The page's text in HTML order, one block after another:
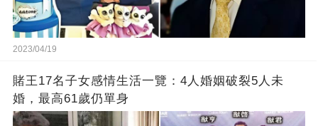
2023/04/19
賭王17名子女感情生活一覽：4人婚姻破裂5人未
婚，最高61歲仍單身